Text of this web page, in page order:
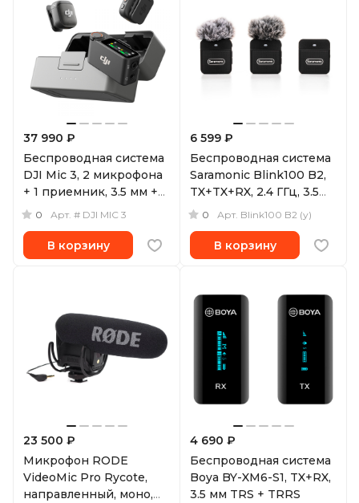
37 990 ₽
Беспроводная система
DJI Mic 3, 2 микрофона
+ 1 приемник, 3.5 мм +
USB-C
0 Арт. # DJI MIC 3
В корзину
6 599 ₽
Беспроводная система
Saramonic Blink100 B2,
TX+TX+RX, 2.4 ГГц, 3.5
мм TRS / TRRS
0 Арт. Blink100 B2 (у)
В корзину
23 500 ₽
Микрофон RODE
VideoMic Pro Rycote,
направленный, моно,
4 690 ₽
Беспроводная система
Boya BY-XM6-S1, TX+RX,
3.5 мм TRS + TRRS